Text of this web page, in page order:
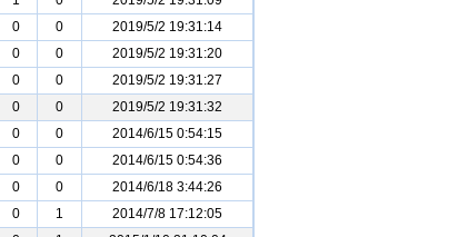
0 0
2019/5/2 19:31:14
0 0
2019/5/2 19:31:20
0 0
2019/5/2 19:31:27
0 0
2019/5/2 19:31:32
0 0
2014/6/15 0:54:15
0 0
2014/6/15 0:54:36
0 0
2014/6/18 3:44:26
0 1
2014/7/8 17:12:05